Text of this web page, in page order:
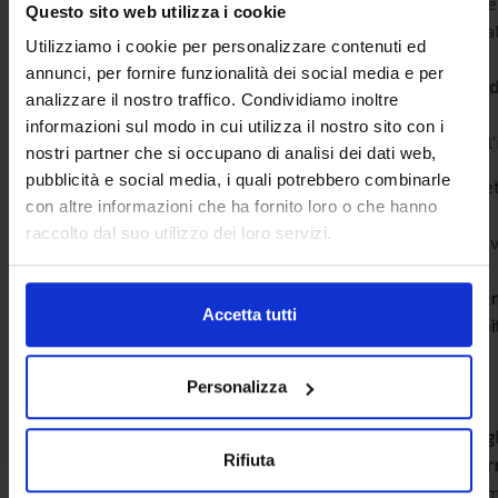
Questo sito web utilizza i cookie
Utilizziamo i cookie per personalizzare contenuti ed
annunci, per fornire funzionalità dei social media e per
analizzare il nostro traffico. Condividiamo inoltre
informazioni sul modo in cui utilizza il nostro sito con i
nostri partner che si occupano di analisi dei dati web,
pubblicità e social media, i quali potrebbero combinarle
con altre informazioni che ha fornito loro o che hanno
raccolto dal suo utilizzo dei loro servizi.
Accetta tutti
Personalizza
Rifiuta
e
il